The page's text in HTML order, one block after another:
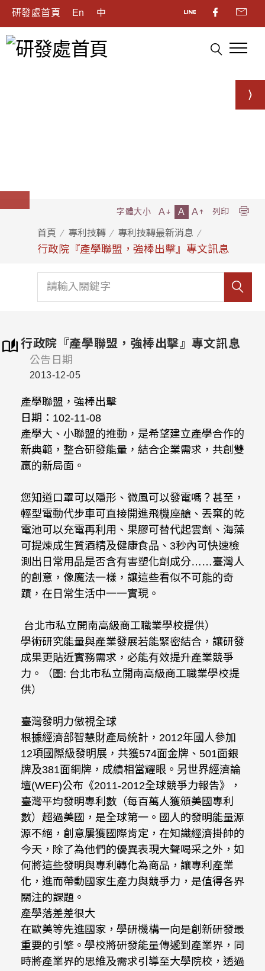
研發處首頁 En 中
首頁 專利技轉 專利技轉最新消息
行政院『產學聯盟，強棒出擊』專文訊息
字體大小 A A A 列印
行政院『產學聯盟，強棒出擊』專文訊息
公告日期
2013-12-05
產學聯盟，強棒出擊
日期：102-11-08
產學大、小聯盟的推動，是希望建立產學合作的
新典範，整合研發能量，結合企業需求，共創雙
贏的新局面。
您知道口罩可以隱形、微風可以發電嗎？甚至，
輕型電動代步車可直接開進飛機座艙、丟棄的乾
電池可以充電再利用、果膠可替代起雲劑、海藻
可提煉成生質酒精及健康食品、3秒內可快速檢
測出日常用品是否含有害塑化劑成分……臺灣人
的創意，像魔法一樣，讓這些看似不可能的奇
蹟，在日常生活中一一實現。
台北市私立開南高級商工職業學校提供）
學術研究能量與產業發展若能緊密結合，讓研發
成果更貼近實務需求，必能有效提升產業競爭
力。（圖: 台北市私立開南高級商工職業學校提
供）
臺灣發明力傲視全球
根據經濟部智慧財產局統計，2012年國人參加
12項國際級發明展，共獲574面金牌、501面銀
牌及381面銅牌，成績相當耀眼。另世界經濟論
壇(WEF)公布《2011-2012全球競爭力報告》，
臺灣平均發明專利數（每百萬人獲頒美國專利
數）超過美國，是全球第一。國人的發明能量源
源不絕，創意屢獲國際肯定，在知識經濟掛帥的
今天，除了為他們的優異表現大聲喝采之外，如
何將這些發明與專利轉化為商品，讓專利產業
化，進而帶動國家生產力與競爭力，是值得各界
關注的課題。
產學落差差很大
在歐美等先進國家，學研機構一向是創新研發最
重要的引擎。學校將研發能量傳遞到產業界，同
時將產業界的思維及需求引導至大學院校，透過